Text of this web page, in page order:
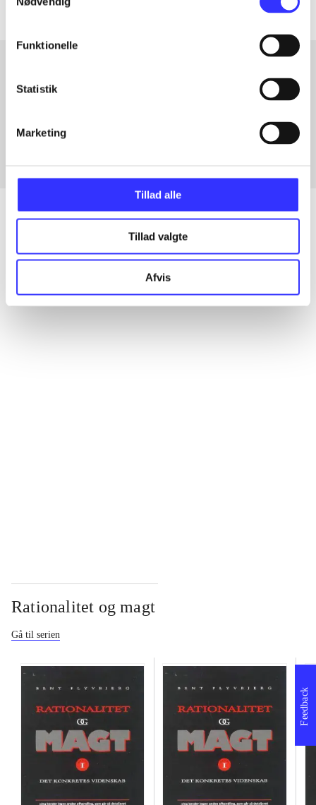
Funktionelle
Statistik
Marketing
Tillad alle
Tillad valgte
Afvis
Artikler med samme emner
Artikler
Alle registrerede artikler fordelt på udgivelser
Rationalitet og magt
Gå til serien
Feedback